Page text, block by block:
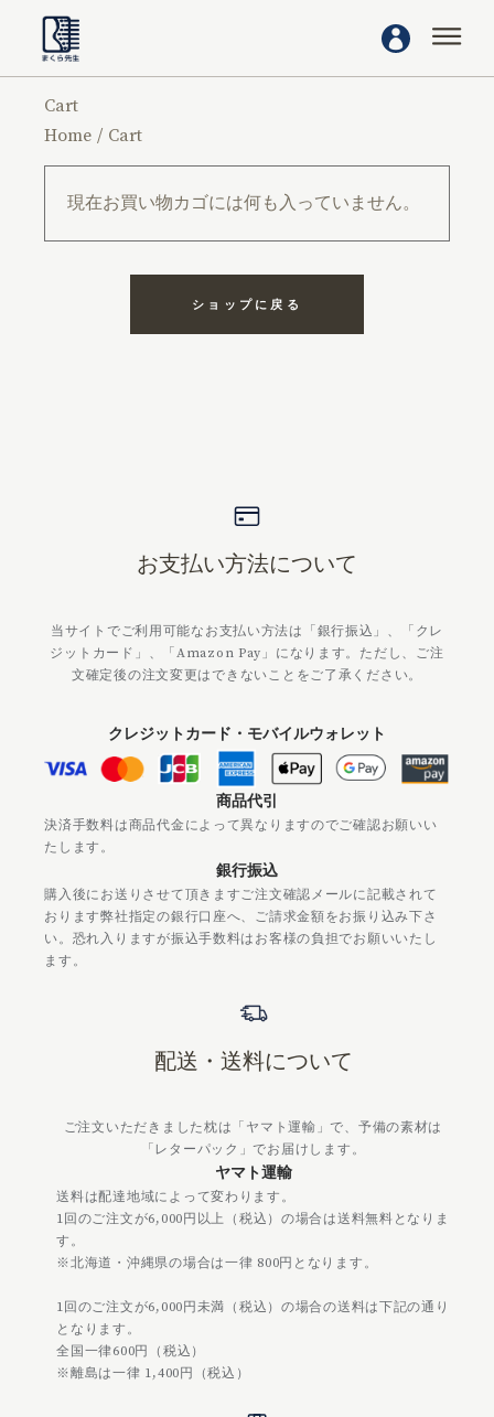
Cart
Home
Cart
現在お買い物カゴには何も入っていません。
ショップに戻る
お支払い方法について
当サイトでご利用可能なお支払い方法は「銀行振込」、「クレ
ジットカード」、「Amazon Pay」になります。ただし、ご注
文確定後の注文変更はできないことをご了承ください。
クレジットカード・モバイルウォレット
商品代引
決済手数料は商品代金によって異なりますのでご確認お願いい
たします。
銀行振込
購入後にお送りさせて頂きますご注文確認メールに記載されて
おります弊社指定の銀行口座へ、ご請求金額をお振り込み下さ
い。恐れ入りますが振込手数料はお客様の負担でお願いいたし
ます。
配送・送料について
ご注文いただきました枕は「ヤマト運輸」で、予備の素材は
「レターパック」でお届けします。
ヤマト運輸
送料は配達地域によって変わります。
1回のご注文が6,000円以上（税込）の場合は送料無料となりま
す。
※北海道・沖縄県の場合は一律 800円となります。
1回のご注文が6,000円未満（税込）の場合の送料は下記の通り
となります。
全国一律600円（税込）
※離島は一律 1,400円（税込）